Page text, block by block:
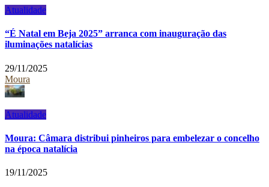
Atualidade
“É Natal em Beja 2025” arranca com inauguração das
iluminações natalícias
29/11/2025
Moura
Atualidade
Moura: Câmara distribui pinheiros para embelezar o concelho
na época natalícia
19/11/2025